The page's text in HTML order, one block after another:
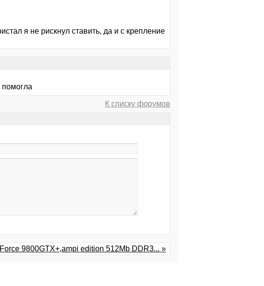
я не рискнул ставить, да и с крепление
К списку форумов
9800GTX+,ampi edition 512Mb DDR3... »